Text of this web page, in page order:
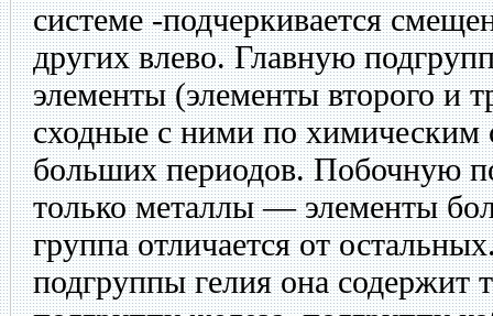
системе -подчеркивается
других влево. Главную
элементы (элементы второго и
сходные с ними по химическим
больших периодов. Побочную
только металлы — элементы
группа отличается от
подгруппы гелия она содержит